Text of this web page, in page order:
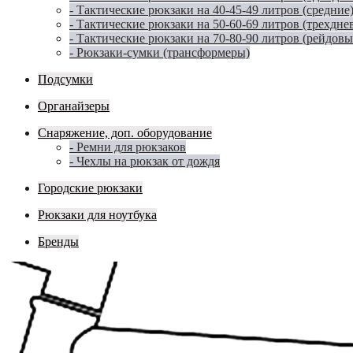
- Тактические рюкзаки на 40-45-49 литров (средние)
- Тактические рюкзаки на 50-60-69 литров
- Тактические рюкзаки на 70-80-90 литров
- Рюкзаки-сумки (трансформеры)
Подсумки
Органайзеры
Снаряжение, доп. оборудование
- Ремни для рюкзаков
- Чехлы на рюкзак от дождя
Городские рюкзаки
Рюкзаки для ноутбука
Бренды